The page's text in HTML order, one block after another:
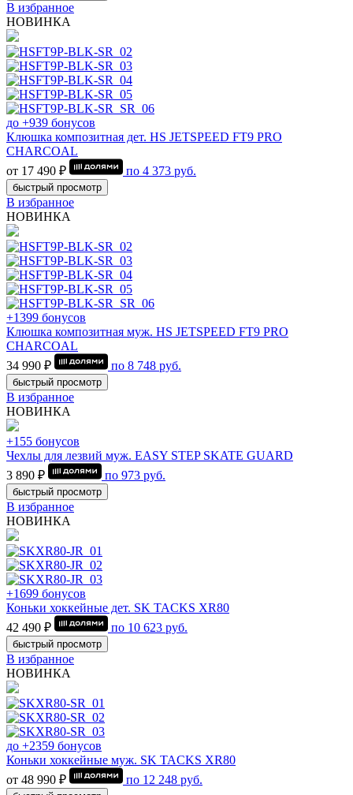
В избранное
НОВИНКА
до +939 бонусов
Клюшка композитная дет. HS JETSPEED FT9 PRO
CHARCOAL
от 17 490 ₽
по 4 373 руб.
быстрый просмотр
В избранное
НОВИНКА
+1399 бонусов
Клюшка композитная муж. HS JETSPEED FT9 PRO
CHARCOAL
34 990 ₽
по 8 748 руб.
быстрый просмотр
В избранное
НОВИНКА
+155 бонусов
Чехлы для лезвий муж. EASY STEP SKATE GUARD
3 890 ₽
по 973 руб.
быстрый просмотр
В избранное
НОВИНКА
+1699 бонусов
Коньки хоккейные дет. SK TACKS XR80
42 490 ₽
по 10 623 руб.
быстрый просмотр
В избранное
НОВИНКА
до +2359 бонусов
Коньки хоккейные муж. SK TACKS XR80
от 48 990 ₽
по 12 248 руб.